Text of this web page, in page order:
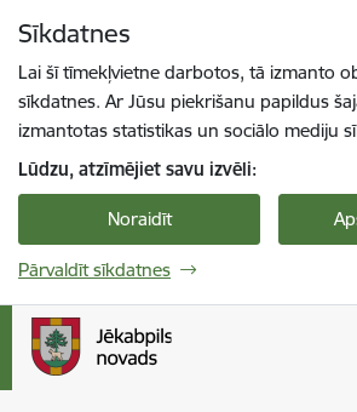
Sīkdatnes
Lai šī tīmekļvietne darbotos, tā izmanto
sīkdatnes. Ar Jūsu piekrišanu papildus
izmantotas statistikas un sociālo mediju
Lūdzu, atzīmējiet savu izvēli:
Noraidīt
Pārvaldīt sīkdatnes